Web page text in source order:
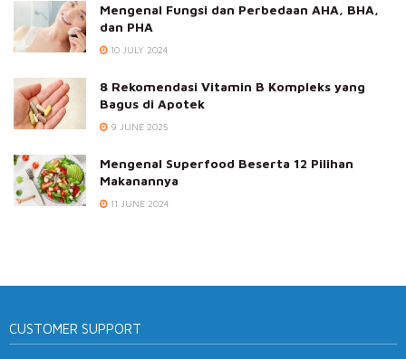
Mengenal Fungsi dan Perbedaan AHA, BHA,
dan PHA
10 JULY 2024
8 Rekomendasi Vitamin B Kompleks yang
Bagus di Apotek
9 JUNE 2025
Mengenal Superfood Beserta 12 Pilihan
Makanannya
11 JUNE 2024
CUSTOMER SUPPORT